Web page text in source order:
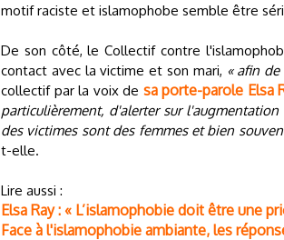
motif raciste et islamophobe semble être
De son côté, le Collectif contre
contact avec la victime et son mari, « afin
collectif par la voix de sa porte-parole Elsa
particulièrement, d'alerter sur
des victimes sont des femmes et bien
t-elle.
Lire aussi :
Elsa Ray : « L’islamophobie doit être une
Face à l'islamophobie ambiante, les